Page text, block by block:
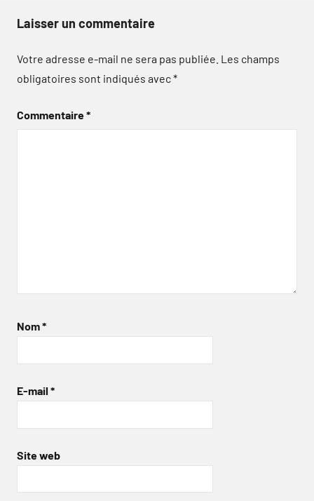
Laisser un commentaire
Votre adresse e-mail ne sera pas publiée. Les champs
obligatoires sont indiqués avec*
Commentaire*
Nom*
E-mail *
Site web